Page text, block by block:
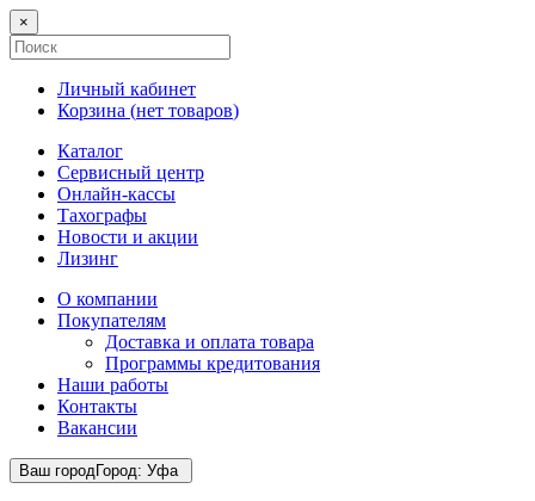
×
Личный кабинет
Корзина (нет товаров)
Каталог
Сервисный центр
Онлайн-кассы
Тахографы
Новости и акции
Лизинг
О компании
Покупателям
Доставка и оплата товара
Программы кредитования
Наши работы
Контакты
Вакансии
Ваш городГород: Уфа